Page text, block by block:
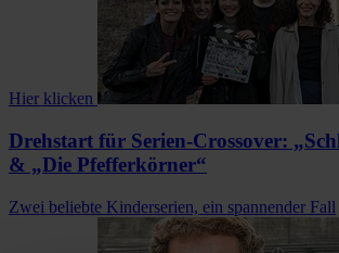
Hier klicken
Drehstart für Serien-Crossover:
& „Die Pfefferkörner“
Zwei beliebte Kinderserien, ein spannender Fall